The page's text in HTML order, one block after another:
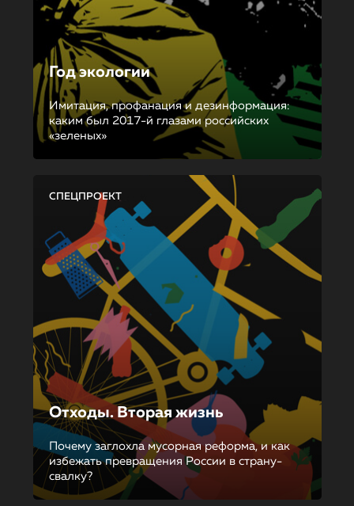
Год экологии
Имитация, профанация и дезинформация:
каким был 2017-й глазами российских
«зеленых»
СПЕЦПРОЕКТ
Отходы. Вторая жизнь
Почему заглохла мусорная реформа, и как
избежать превращения России в страну-
свалку?